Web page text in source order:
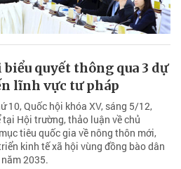
biểu quyết thông qua 3 dự
lĩnh vực tư pháp
10, Quốc hội khóa XV, sáng 5/12,
Hội trường, thảo luận về chủ
tiêu quốc gia về nông thôn mới,
kinh tế xã hội vùng đồng bào dân
2035.